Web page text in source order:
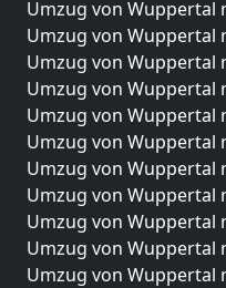
Umzug von Wuppertal
Umzug von Wuppertal
Umzug von Wuppertal
Umzug von Wuppertal
Umzug von Wuppertal
Umzug von Wuppertal
Umzug von Wuppertal
Umzug von Wuppertal
Umzug von Wuppertal
Umzug von Wuppertal
Umzug von Wuppertal